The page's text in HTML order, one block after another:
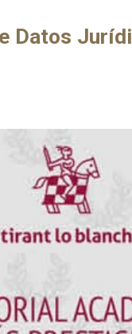
Datos